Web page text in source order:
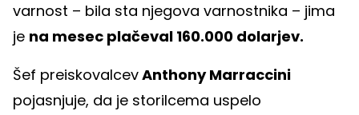
varnost – bila sta njegova varnostnika – jima
je na mesec plačeval 160.000 dolarjev.
Šef preiskovalcevAnthony Marraccini
pojasnjuje, da je storilcema uspelo